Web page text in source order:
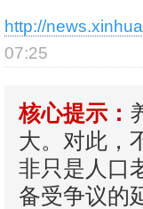
http://
07:25
核心提示：
大。对此，
非只是人口
备受争议的